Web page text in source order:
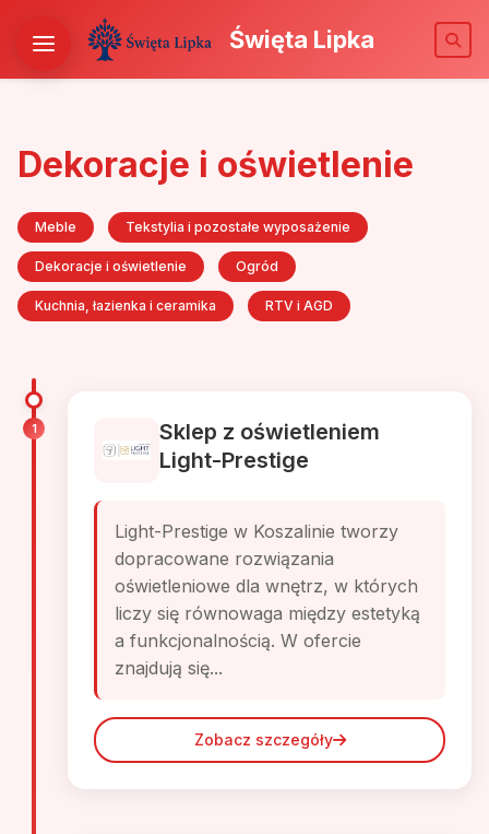
Święta Lipka
Dekoracje i oświetlenie
Meble Tekstylia i pozostałe wyposażenie
Dekoracje i oświetlenie Ogród
Kuchnia, łazienka i ceramika RTV i AGD
1
Sklep z oświetleniem
Light-Prestige
Light-Prestige w Koszalinie tworzy
dopracowane rozwiązania
oświetleniowe dla wnętrz, w których
liczy się równowaga między estetyką
a funkcjonalnością. W ofercie
znajdują się...
Zobacz szczegóły